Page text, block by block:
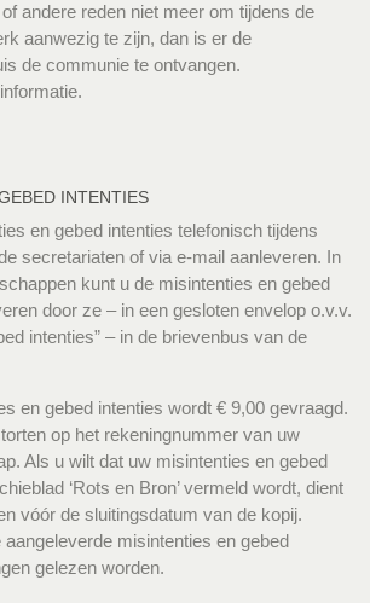
andere reden niet meer om tijdens de
aanwezig te zijn, dan is er de
de communie te ontvangen.
INTENTIES
en gebed intenties telefonisch tijdens
secretariaten of via e-mail aanleveren. In
kunt u de misintenties en gebed
door ze – in een gesloten envelop o.v.v.
intenties” – in de brievenbus van de
en gebed intenties wordt € 9,00 gevraagd.
op het rekeningnummer van uw
Als u wilt dat uw misintenties en gebed
‘Rots en Bron’ vermeld wordt, dient
vóór de sluitingsdatum van de kopij.
aangeleverde misintenties en gebed
gelezen worden.